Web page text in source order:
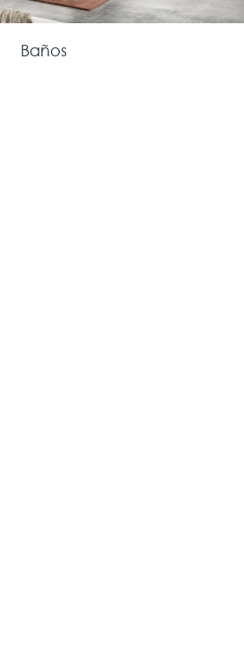
Baños